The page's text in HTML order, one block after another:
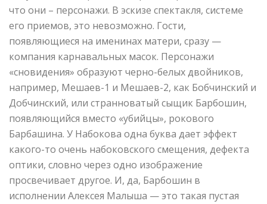
что они – персонажи. В эскизе спектакля, системе
его приемов, это невозможно. Гости,
появляющиеся на именинах матери, сразу —
компания карнавальных масок. Персонажи
«сновидения» образуют черно-белых двойников,
например, Мешаев-1 и Мешаев-2, как Бобчинский и
Добчинский, или странноватый сыщик Барбошин,
появляющийся вместо «убийцы», рокового
Барбашина. У Набокова одна буква дает эффект
какого-то очень набоковского смещения, дефекта
оптики, словно через одно изображение
просвечивает другое. И, да, Барбошин в
исполнении Алексея Малыша — это такая пустая